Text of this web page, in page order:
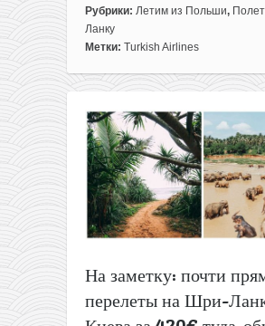
записи
Turkish
Airlines:
из
и
Латвии
на
Шри-
Ланку
от
428€
Рубрики: Летим из Польши,
Ланку
Метки: Turkish Airlines
На заметку: почти
перелеты на Шри-